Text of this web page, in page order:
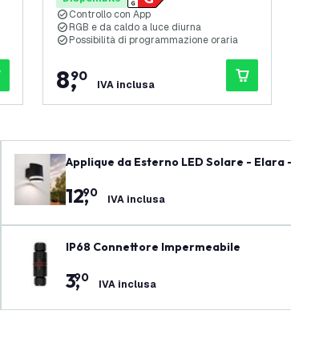
Controllo con App
RGB e da caldo a luce diurna
Possibilità di programmazione oraria
8,
90
IVA inclusa
Applique da Esterno LED Solare - Elara -
12,
90 IVA inclusa
IP68 Connettore Impermeabile
3,
90 IVA inclusa